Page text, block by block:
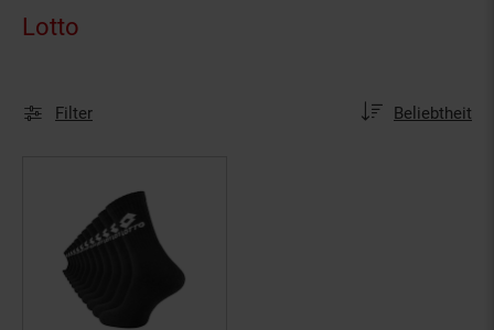
Lotto
Filter Sortierung:
Beliebtheit